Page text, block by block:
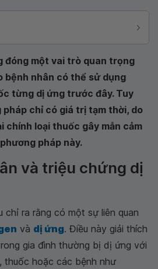
đóng một vai trò quan trọng
bệnh nhân có thể sử dụng
từng dị ứng trước đây. Tuy
pháp chỉ có giá trị tạm thời, do
chính loại thuốc gây mẫn cảm
pháp này.
và triệu chứng dị
chỉ ra rằng có một sự liên quan
và dị ứng. Điều này giải thích
gia đình thường bị dị ứng với
thuốc hoặc các bệnh như